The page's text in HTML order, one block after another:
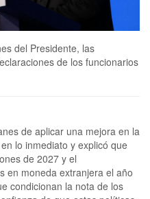
del Presidente, las
de los funcionarios
a Manuel Adorni y adelantó que el jefe de Gabinete está preparando todo para presentar su declaración jurada lo antes posible.Una coalición de 13 países, entre ellos Pakistán, Indonesia, Turquía, España y Sudáfrica, emitió un comunicado conjunto condenando la interceptación y el secuestro por parte del ejército israelí de activistas que participaban en la Flotilla Global Sumud, cuyo objetivo es llevar ayuda a la Gaza devastada por la guerra.Los ministros de Asuntos Exteriores de los 13 países declararon que “condenan en los términos más enérgicos el ataque israelí” contra la flotilla, que es una “iniciativa civil pacífica” destinada a visibilizar la “catástrofe humanitaria” en Gaza.“Un partido liberal con conducción soviética”. ¿Quién describe de ese modo el funcionamiento de La Libertad Avanza? ¿Un periodista independiente? No. ¿Un dirigente opositor, un politólogo? Tampoco. ¿Un exoficialista despechado y resentido con el Presidente? Menos. La definición corresponde a alguien que integra el núcleo mismo del poder. Por eso, más que como una crítica, debe leerse como una confesión. Es el diagnóstico de alguien que conoce, como pocos, el funcionamiento interno del gobierno libertario y que condensa, en esa metáfora, la observación de un testigo privilegiado, pero también la vivencia de un actor central en el esquema mileísta.“Andá y planteáselo a Manuel”, dijo enérgico el presidente Javier Milei durante la entrevista que ofreció a Luis Majul y Esteban Trebucq en LN+, cuando le marcaron que el jefe de Gabinete había mentido respecto de sus viajes.“Esas son las interpretaciones de ustedes”, fue su primera respuesta. “Adorni mintió, dijo que no había viajado y viajó. Está probado en la Justicia”, le contestó Trebucq.Adorni había dicho en una entrevista con Luis Majul en marzo de este año que se había tomado solo cuatro días de vacaciones con su familia en Punta del Este desde que asumió en la gestión. Sin embargo, luego se reveló que el funcionario también había hecho un viaje a Aruba.El escándalo que rodea al Gobierno, centrado en la figura de Manuel Adorni, cambia de dimensión a medida que pasan las semanas. Este lunes, hubo novedades respecto de otros gastos del jefe de Gabinete: US$245.000 pagados a un contratista sin pedir factura y quien se encargó de remodelar y/o “mejorar” la casa en el Country Indio Cua en Exaltación de la Cruz.Hay una estrategia de argumentación por parte del oficialismo que, hasta ahora, no contempla que se trata de una causa judicial cuyos testigos están obligados a decir la verdad. Caso contrario, se exponen a una imputación por falso testimonio.La senadora Patricia Bullrich reclamó esta noche al jefe de Gabinete, Manuel Adorni, que presente de “inmediato” su declaración jurada de bienes, para aclarar su situación ante las denuncias por enriquecimiento ilícito.“El jefe de Gabinete dijo algo contundente, que tiene una explicación a los gastos que hizo y que va a presentar su declaración jurada. Creo que lo tiene que hacer de inmediato”, afirmó Bullrich en declaraciones a Eduardo Feinmann, en el canal A24.Ante las revelaciones sobre su patrimonio y la apertura de una investigación judicial, Adorni aseguró en diversas oportunidades que presentaría su declaración jurada el 31 de mayo, al filo del plazo legal, con la actualización requerida.La secretaria general, Karina Milei, es la funcionaria con más injerencia en la diaria del Gobierno por decisión de su hermano, el presidente Javier Milei, que lo deja claro cuando la llama “El Jefe”. La exministra de Seguridad, Patricia Bullrich, ahora titular de la bancada libertaria en el Senado y también excandidata a presidenta, es la otra mujer fuerte del esquema oficial no solo porque aporta una larga experiencia política (un déficit en las filas oficialistas) sino también porque en las encuestas figura como una de las dirigentes con mejor imagen.Las dos comparten una relación que tuvo vaivenes a lo largo de la vida libertaria y que las ubica ahora en lugares distintos ante la situación del jefe de Gabinete, Manuel Adorni, complicado por sus viajes y su patrimonio, que investiga la Justicia. La secretaria general es -junto al Presidente- el principal sostén de su funcionario de confianza, al que promovió para ocupar el rol más relevante entre los ministros.El repliegue no forma parte de la estrategia oficialista. Karina Milei volvió a dejarlo en claro este lunes, cuando reunió a su tropa de diputados más fieles y les pidió sostener la eliminación de las Primarias, Abiertas, Simultáneas y Obligatorias (PASO). No quiere escuchar hablar de volverlas optativas. La claudicación anticipada no integra su manual político, aun cuando los libertarios aparecen hoy com